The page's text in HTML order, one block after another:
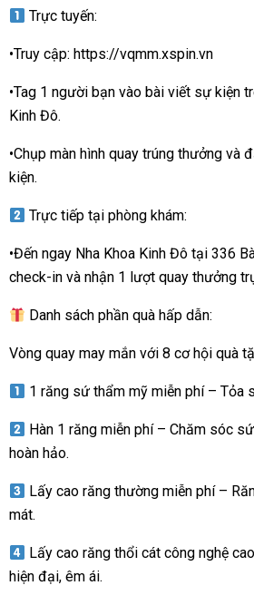
Trực tuyến:
•Truy cập: https://vqmm.xspin.vn
•Tag 1 người bạn vào bài viết sự kiện
Kinh Đô.
•Chụp màn hình quay trúng thưởng và
kiện.
Trực tiếp tại phòng khám:
•Đến ngay Nha Khoa Kinh Đô tại 336
check-in và nhận 1 lượt quay thưởng
Danh sách phần quà hấp dẫn:
Vòng quay may mắn với 8 cơ hội quà
1 răng sứ thẩm mỹ miễn phí – Tỏa
Hàn 1 răng miễn phí – Chăm sóc
hoàn hảo.
Lấy cao răng thường miễn phí –
mát.
Lấy cao răng thổi cát công nghệ
hiện đại, êm ái.